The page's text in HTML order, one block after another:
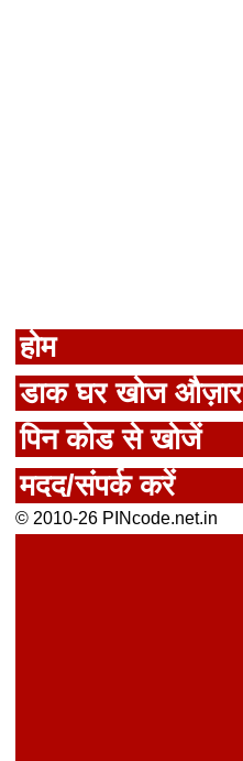
होम
डाक घर खोज औज़ार
पिन कोड से खोजें
मदद/संपर्क करें
© 2010-26 PINcode.net.in